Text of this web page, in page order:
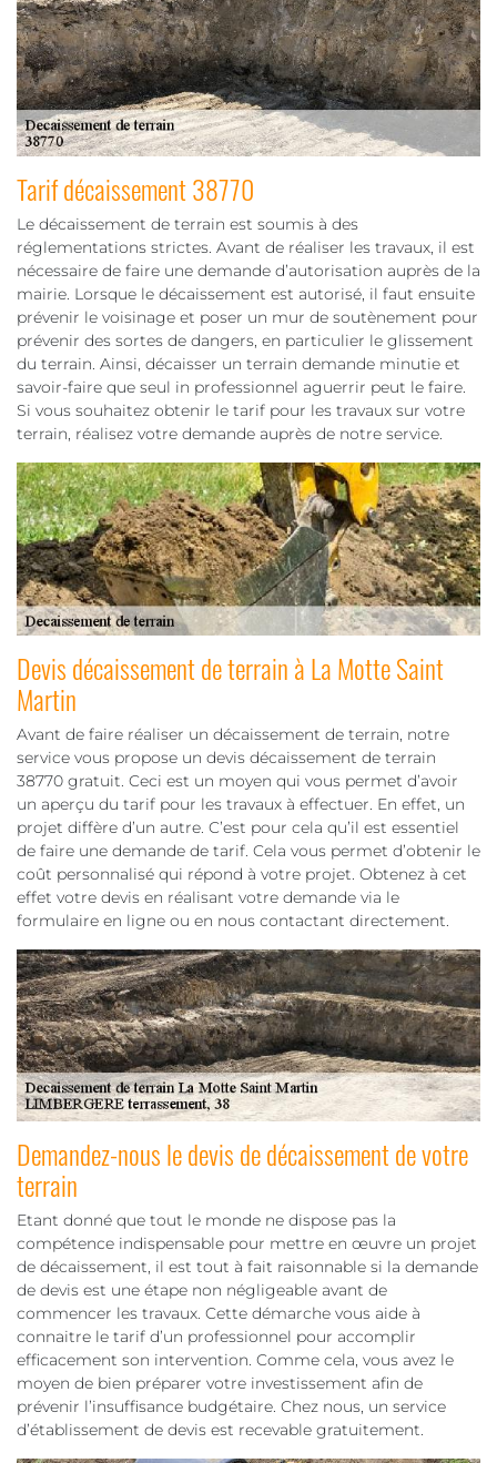
Tarif décaissement 38770
Le décaissement de terrain est soumis à des
réglementations strictes. Avant de réaliser les travaux, il est
nécessaire de faire une demande d’autorisation auprès de la
mairie. Lorsque le décaissement est autorisé, il faut ensuite
prévenir le voisinage et poser un mur de soutènement pour
prévenir des sortes de dangers, en particulier le glissement
du terrain. Ainsi, décaisser un terrain demande minutie et
savoir-faire que seul in professionnel aguerrir peut le faire.
Si vous souhaitez obtenir le tarif pour les travaux sur votre
terrain, réalisez votre demande auprès de notre service.
Devis décaissement de terrain à La Motte Saint
Martin
Avant de faire réaliser un décaissement de terrain, notre
service vous propose un devis décaissement de terrain
38770 gratuit. Ceci est un moyen qui vous permet d’avoir
un aperçu du tarif pour les travaux à effectuer. En effet, un
projet diffère d’un autre. C’est pour cela qu’il est essentiel
de faire une demande de tarif. Cela vous permet d’obtenir le
coût personnalisé qui répond à votre projet. Obtenez à cet
effet votre devis en réalisant votre demande via le
formulaire en ligne ou en nous contactant directement.
Demandez-nous le devis de décaissement de votre
terrain
Etant donné que tout le monde ne dispose pas la
compétence indispensable pour mettre en œuvre un projet
de décaissement, il est tout à fait raisonnable si la demande
de devis est une étape non négligeable avant de
commencer les travaux. Cette démarche vous aide à
connaitre le tarif d’un professionnel pour accomplir
efficacement son intervention. Comme cela, vous avez le
moyen de bien préparer votre investissement afin de
prévenir l’insuffisance budgétaire. Chez nous, un service
d’établissement de devis est recevable gratuitement.